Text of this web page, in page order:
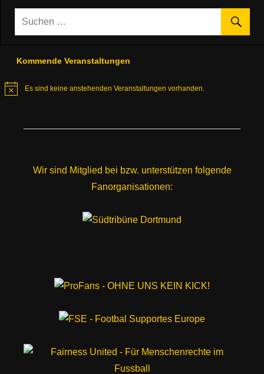
Kommende Veranstaltungen
HinweisEs sind keine anstehenden Veranstaltungen vorhanden.
Wir sind Mitglied bei bzw. unterstützen folgende
Fanorganisationen: